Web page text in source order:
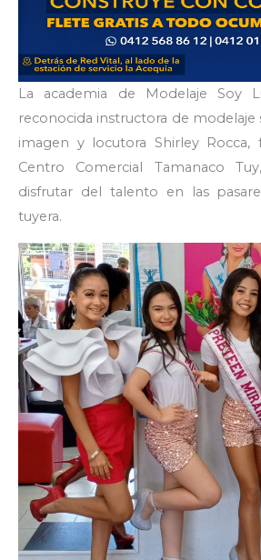
La academia de Modelaje Soy
reconocida instructora de modelaje
imagen y locutora Shirley Rocca,
Centro Comercial Tamanaco
disfrutar del talento en las
tuyera.